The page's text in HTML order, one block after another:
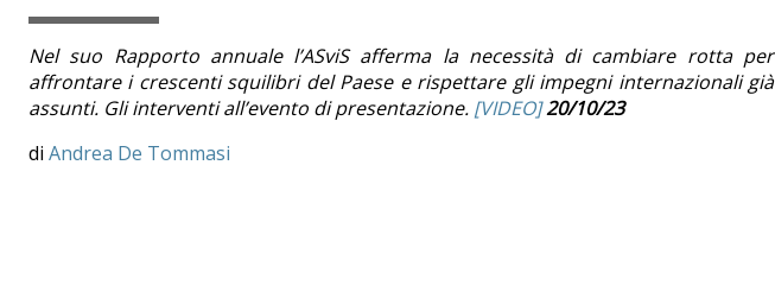
Nel suo Rapporto annuale l’ASviS afferma la necessità di cambiare rotta per
affrontare i crescenti squilibri del Paese e rispettare gli impegni internazionali già
assunti. Gli interventi all’evento di presentazione. [VIDEO]20/10/23
Andrea De Tommasi